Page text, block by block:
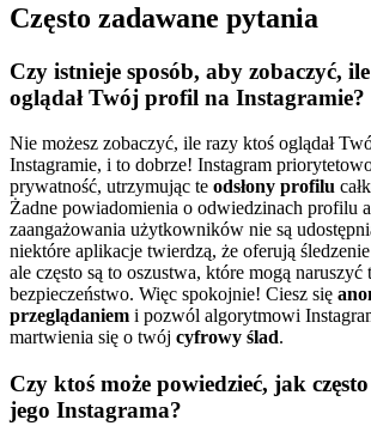
Często zadawane pytania
Czy istnieje sposób, aby zobaczyć,
oglądał Twój profil na Instagramie?
Nie możesz zobaczyć, ile razy ktoś oglądał
Instagramie, i to dobrze! Instagram
prywatność, utrzymując te odsłony profilu
Żadne powiadomienia o odwiedzinach profilu
zaangażowania użytkowników nie są
niektóre aplikacje twierdzą, że oferują
ale często są to oszustwa, które mogą naruszyć
bezpieczeństwo. Więc spokojnie! Ciesz się
przeglądaniem i pozwól algorytmowi
martwienia się o twój cyfrowy ślad.
Czy ktoś może powiedzieć, jak
jego Instagrama?